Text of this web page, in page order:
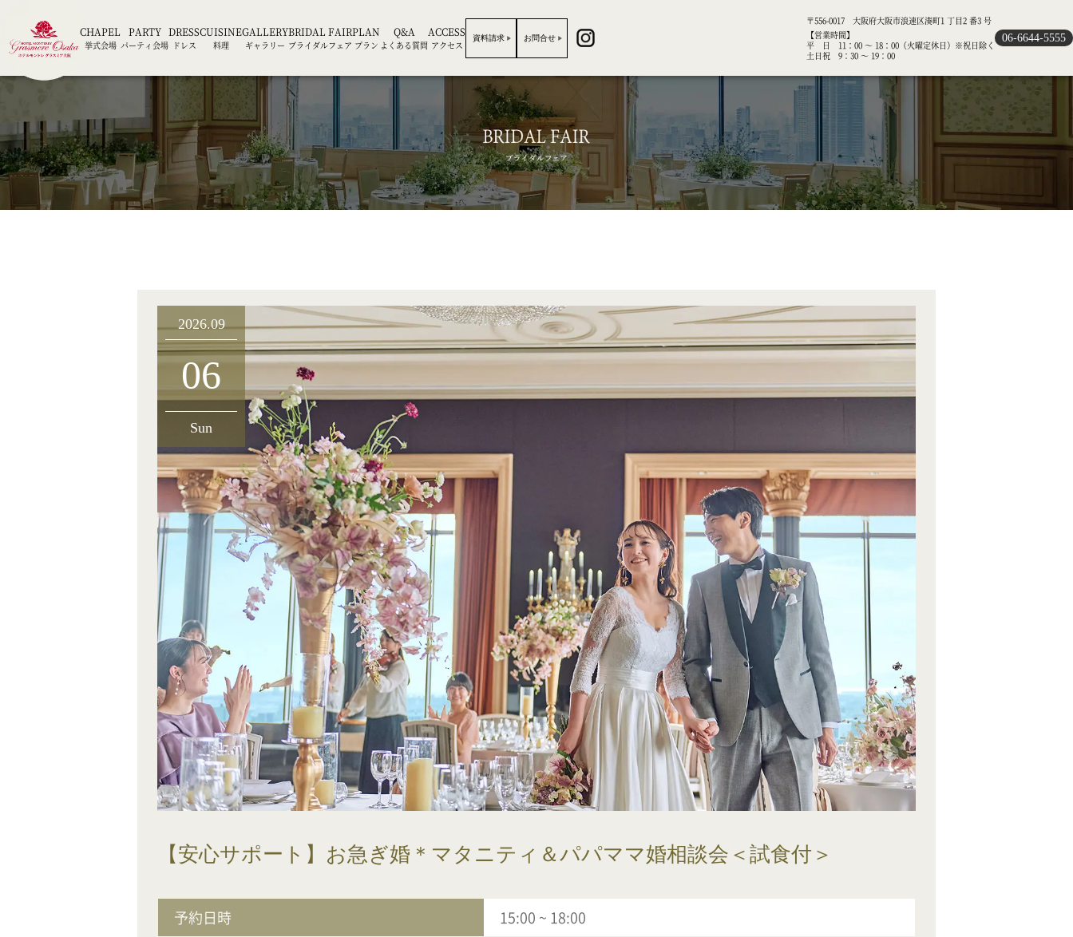
CHAPEL
挙式会場
PARTY
パーティ会場
DRESS
ドレス
CUISINE
料理
GALLERY
ギャラリー
BRIDAL FAIR
ブライダルフェア
PLAN
プラン
Q&A
よくある質問
ACCESS
アクセス
資料請求 お問合せ
〒556-0017 大阪府大阪市浪速区湊町1 丁目2 番3 号
【営業時間】
平 日 11：00 ～ 18：00（火曜定休日）※祝日除く
土日祝 9：30 ～ 19：00
06-6644-5555
2026.09
06
Sun
【安心サポート】お急ぎ婚＊マタニティ＆パパママ婚相談会＜試食付＞
予約日時 15:00 ~ 18:00